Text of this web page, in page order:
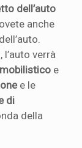
dell’auto
anche
verrà
e
e le
di
della